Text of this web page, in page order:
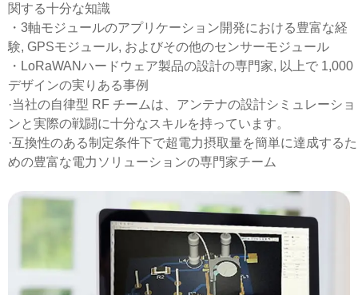
関する十分な知識
・3軸モジュールのアプリケーション開発における豊富な経
験, GPSモジュール, およびその他のセンサーモジュール
・LoRaWANハードウェア製品の設計の専門家, 以上で 1,000
デザインの実りある事例
·当社の自律型 RF チームは、アンテナの設計シミュレーショ
ンと実際の戦闘に十分なスキルを持っています。
·互換性のある制定条件下で超電力摂取量を簡単に達成するた
めの豊富な電力ソリューションの専門家チーム